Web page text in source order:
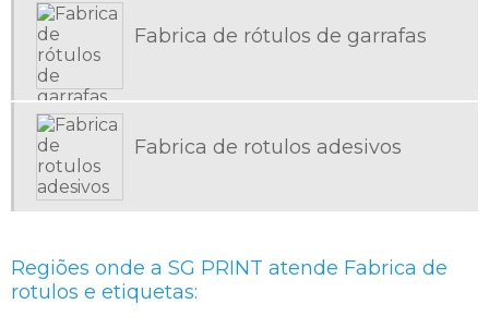
ETIQUETAS ADESIVAS VALOR
ETIQUETAS AUTOCOLANTES
ETIQUETAS EM ROLO
ETIQUETAS PARA ALIMENTOS CONGELADOS
ETIQUETAS PARA BAIXA TEMPERATURA
ETIQUETAS PARA DOCES
ETIQUETAS PARA GONDOLAS DE SUPERMERCADO
Fabrica de rótulos de garrafas
Fabrica de rotulos adesivos
Regiões onde a SG PRINT atende Fabrica de
rotulos e etiquetas: